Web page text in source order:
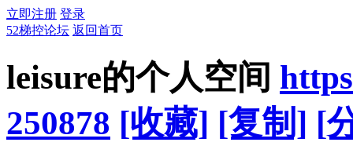
立即注册 登录
52梯控论坛 返回首页
leisure的个人空间
250878 [收藏] [复制] [